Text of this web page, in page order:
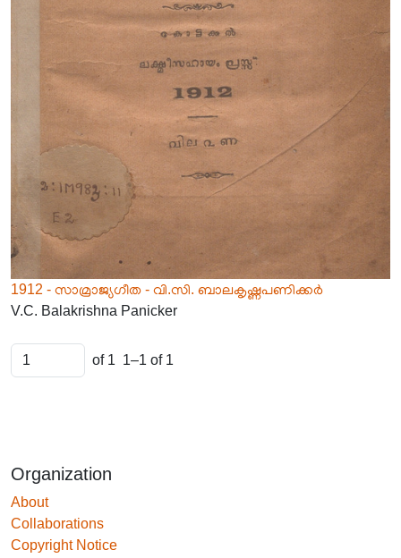
1912 - സാമ്രാജ്യഗീത - വി.സി. ബാലകൃഷ്ണപണിക്കർ
V.C. Balakrishna Panicker
of 1 1–1 of 1
Organization
About
Collaborations
Copyright Notice